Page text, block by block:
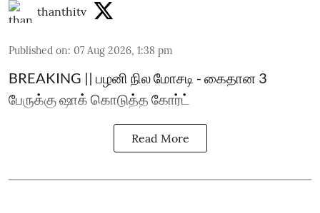
thanthitv
Published on: 07 Aug 2026, 1:38 pm
BREAKING || பழனி நில மோசடி - கைதான 3
பேருக்கு ஷாக் கொடுத்த கோர்ட்
Read More